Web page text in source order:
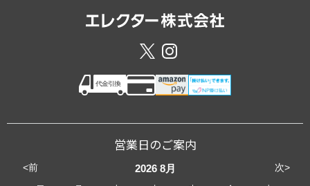
営業日のご案内
<前 次>
2026 8月